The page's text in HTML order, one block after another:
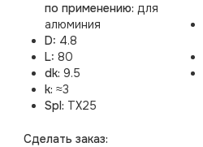
по применению: для
алюминия
D: 4.8
L: 80
dk: 9.5
k: ≈3
Spl: TX25
Cделать заказ: